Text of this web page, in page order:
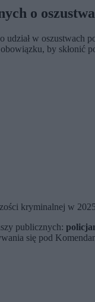
o oszustwa
udział w oszustwach
by
kryminalnej w
publicznych:
się pod